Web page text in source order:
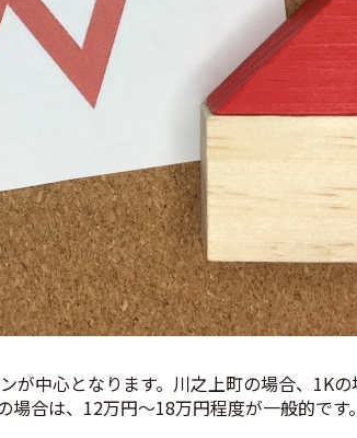
が中心となります。川之上町の場合、1K
合は、12万円〜18万円程度が一般的です。